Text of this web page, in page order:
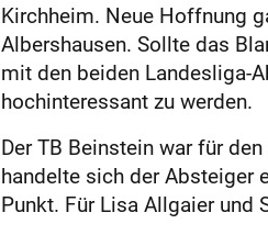
Kirchheim. Neue Hoffnung
Albershausen. Sollte das
mit den beiden Landesliga-
hochinteressant zu werden.
Der TB Beinstein war für
handelte sich der Absteiger
Punkt. Für Lisa Allgaier und